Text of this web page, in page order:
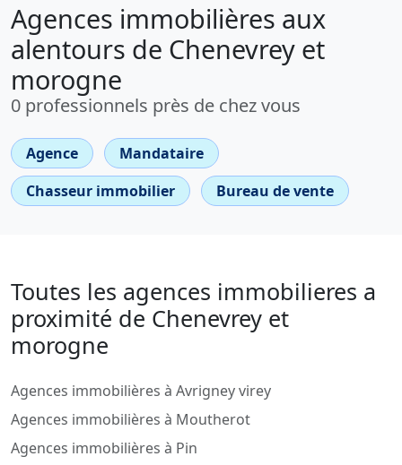
Agences immobilières aux
alentours de Chenevrey et
morogne
0 professionnels près de chez vous
Agence
Mandataire
Chasseur immobilier
Bureau de vente
Toutes les agences immobilieres a
proximité de Chenevrey et
morogne
Agences immobilières à Avrigney virey
Agences immobilières à Moutherot
Agences immobilières à Pin